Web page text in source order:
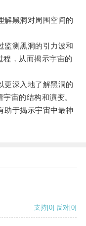
黑洞对周围空间的
测黑洞的引力波和
程，从而揭示宇宙的
深入地了解黑洞的
宙的结构和演变。
于揭示宇宙中最神
支持[0] 反对[0]